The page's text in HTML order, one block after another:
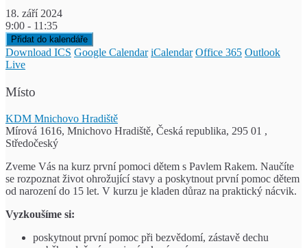
18. září 2024
9:00 - 11:35
Přidat do kalendáře
Download ICS Google Calendar iCalendar Office 365 Outlook
Live
Místo
KDM Mnichovo Hradiště
Mírová 1616, Mnichovo Hradiště, Česká republika, 295 01 ,
Středočeský
Zveme Vás na kurz první pomoci dětem s Pavlem Rakem. Naučíte
se rozpoznat život ohrožující stavy a poskytnout první pomoc dětem
od narození do 15 let. V kurzu je kladen důraz na praktický nácvik.
Vyzkoušíme si:
poskytnout první pomoc při bezvědomí, zástavě dechu